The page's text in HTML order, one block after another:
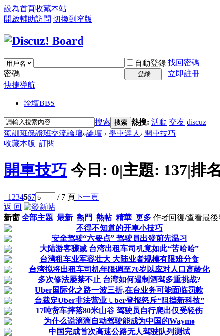
設為首頁收藏本站
開啟輔助訪問 切換到窄版
自動登錄 找回密碼
密碼
登錄
立即註冊
快捷導航
論壇BBS
搜索 搜索 熱搜: 活動 交友 discuz
駕訓班保證班交流論壇»論壇 › 學車達人 › 開車技巧
收藏本版 |訂閱
開車技巧 今日: 0|主題: 137|排
1 234567 / 7 頁下一頁
返 回
新窗 全部主題 最新 熱門 熱帖 精華 更多 作者回復/查看最後
不得不知道的开車小技巧
安全驾驶“六要点” 驾驶員出發前先温习
大陆游客骤减 台湾出租车司机竟如此“苦哈哈”
台湾租车业军容壮大 大陆业者规模有限难分食
台湾拟将出租车司机年限调至70岁以应对人口高龄化
多次修法屡禁不止 台湾如何遏制酒驾多重挑战?
Uber国际化之路一波三折,在台业务可能面临罚款
台裁定Uber非法营业 Uber登报怒斥“阻挡新科技”
17吨货车摔落80米山谷 驾驶员自行爬出仅受轻伤
为什么说滴滴自动驾驶能成为中国的Waymo
中国完成首次高速公路无人驾驶队列测试